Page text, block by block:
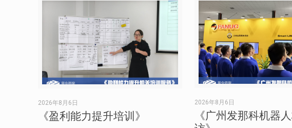
2026年8月6日
《盈利能力提升培训》
2026年8月6日
《广州发那科机器